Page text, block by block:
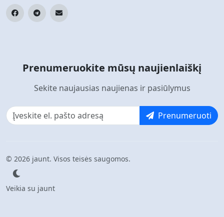
Prenumeruokite mūsų naujienlaiškį
Sekite naujausias naujienas ir pasiūlymus
Prenumeruoti
© 2026 jaunt. Visos teisės saugomos.
Veikia su jaunt